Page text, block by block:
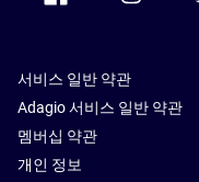
서비스 일반 약관
Adagio 서비스 일반 약관
멤버십 약관
개인 정보